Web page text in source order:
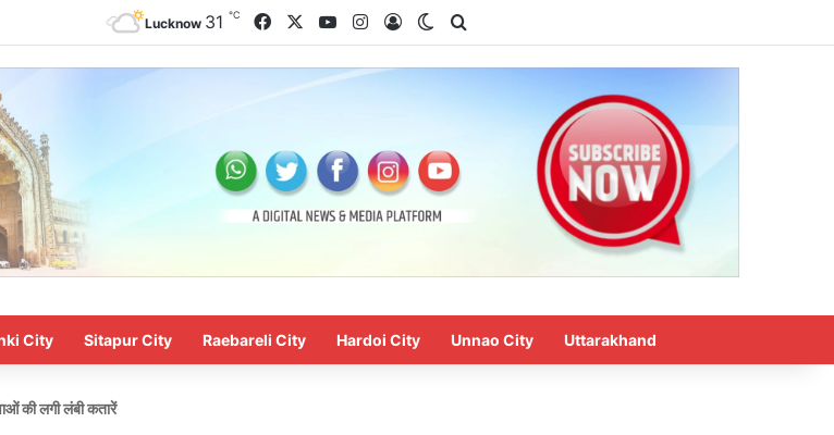
Lucknow 31 ℃ FacebookYouTubeInstagram
Log InSwitch skin
City Sitapur City Raebareli City Hardoi City Unnao City Uttarakhand
की लगी लंबी कतारें